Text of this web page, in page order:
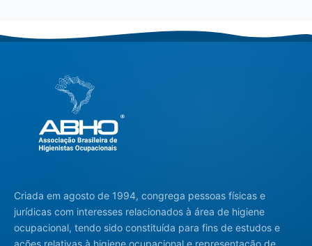
Criada em agosto de 1994, congrega pessoas físicas e
jurídicas com interesses relacionados à área de higiene
ocupacional, tendo sido constituída para fins de estudos e
ações relativas à higiene ocupacional e representação de